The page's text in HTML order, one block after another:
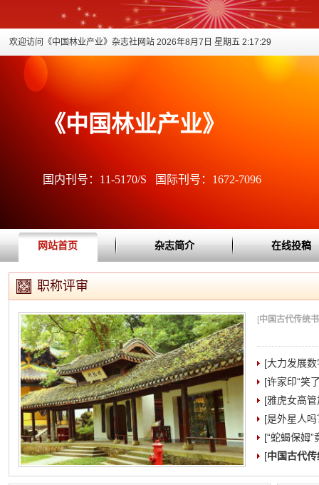
欢迎访问《中国林业产业》杂志社网站 2026年8月7日 星期五 2:17:29
《中国林业产业》
国内刊号：11-5170/S 国际刊号：1672-7096
网站首页 杂志简介 在线投稿
职称评审
[中国古代传统书院
[大力发展
[许家印“笑
[雅虎女高
[是外星人
[“蛇蝎保姆
[中国古代